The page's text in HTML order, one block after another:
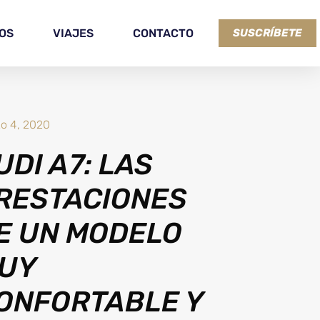
VIAJES CONTACTO SUSCRÍBETE
4, 2020
A7: LAS
UN MODELO
Y